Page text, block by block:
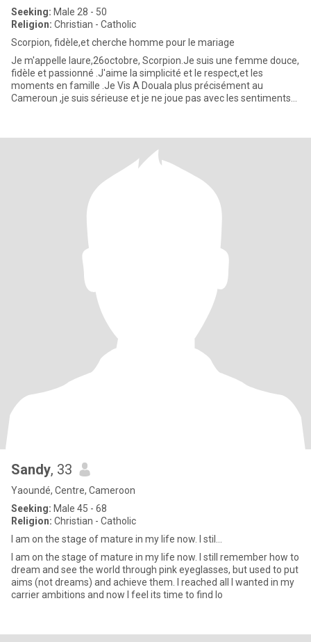
Seeking: Male 28 - 50
Religion: Christian - Catholic
Scorpion, fidèle,et cherche homme pour le mariage
Je m'appelle laure,26octobre, Scorpion.Je suis une femme douce,
fidèle et passionné .J'aime la simplicité et le respect,et les
moments en famille .Je Vis A Douala plus précisément au
Cameroun ,je suis sérieuse et je ne joue pas avec les sentiments
Sandy, 33
Yaoundé, Centre, Cameroon
Seeking: Male 45 - 68
Religion: Christian - Catholic
I am on the stage of mature in my life now. I stil...
I am on the stage of mature in my life now. I still remember how to
dream and see the world through pink eyeglasses, but used to put
aims (not dreams) and achieve them. I reached all I wanted in my
carrier ambitions and now I feel its time to find lo